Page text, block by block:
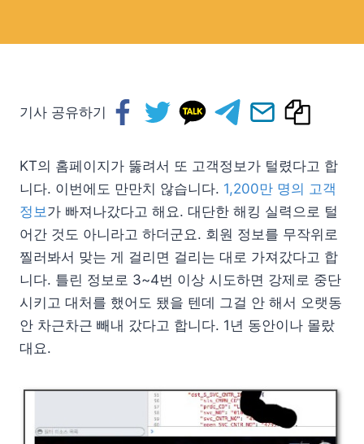
기사 공유하기
KT의 홈페이지가 뚫려서 또 고객정보가 털렸다고 합
니다. 이번에도 만만치 않습니다. 1,200만 명의 고객
정보가 빠져나갔다고 해요. 대단한 해킹 실력으로 털
어간 것도 아니라고 하더군요. 회원 정보를 무작위로
찔러봐서 맞는 게 걸리면 걸리는 대로 가져갔다고 합
니다. 틀린 정보로 3~4번 이상 시도하면 강제로 중단
시키고 대처를 했어도 됐을 텐데 그걸 안 해서 오랫동
안 차근차근 빼내 갔다고 합니다. 1년 동안이나 몰랐
대요.